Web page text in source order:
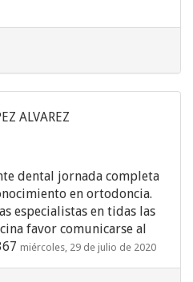
ALVAREZ
dental jornada completa
en ortodoncia.
especialistas en tidas las
favor comunicarse al
miércoles, 29 de julio de 2020